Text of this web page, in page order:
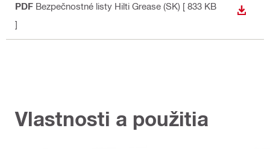
PDF Bezpečnostné listy Hilti Grease (SK) [ 833 KB
]
Vlastnosti a použitia